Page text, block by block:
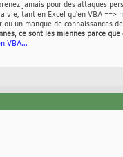
jamais pour des attaques
vie, tant en Excel qu'en VBA ==>
un manque de connaissances
ce sont les miennes parce
VBA...